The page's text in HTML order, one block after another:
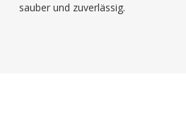
sauber und zuverlässig.